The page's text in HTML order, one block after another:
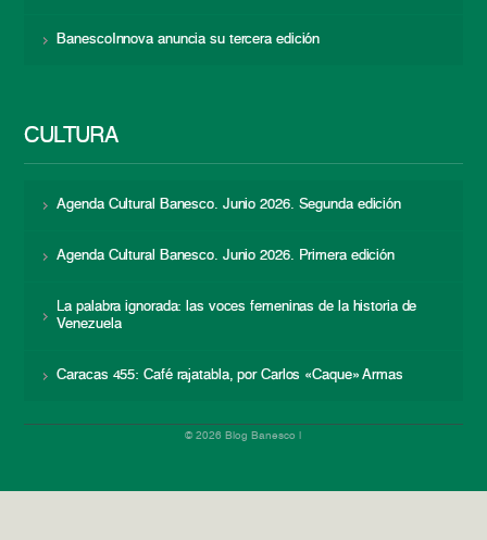
BanescoInnova anuncia su tercera edición
CULTURA
Agenda Cultural Banesco. Junio 2026. Segunda edición
Agenda Cultural Banesco. Junio 2026. Primera edición
La palabra ignorada: las voces femeninas de la historia de
Venezuela
Caracas 455: Café rajatabla, por Carlos «Caque» Armas
© 2026 Blog Banesco |